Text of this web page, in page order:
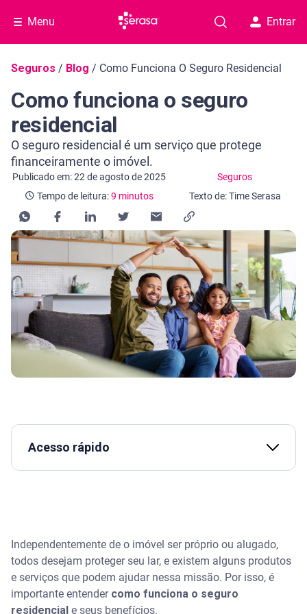
Menu Entrar
Navegação do blog
Seguros / Blog / Como Funciona O Seguro Residencial
Como funciona o seguro
residencial
O seguro residencial é um serviço que protege
financeiramente o imóvel.
Publicado em: 22 de agosto de 2025 Seguros
Categoria Seguros
Tempo de leitura:9 minutos
Tempo de leitura: 9 minutos
Texto de: Time Serasa
Acesso rápido
Coberturas básicas do seguro residencial
Coberturas adicionais do seguro residencial
Independentemente de o imóvel ser próprio ou alugado,
todos desejam proteger seu lar, e existem alguns produtos
e serviços que podem ajudar nessa missão. Por isso, é
importante entender como funciona o seguro
residencial e seus benefícios.